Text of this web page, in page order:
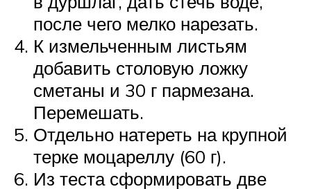
после чего мелко нарезать.
К измельченным листьям
добавить столовую ложку
сметаны и 30 г пармезана.
Перемешать.
Отдельно натереть на крупной
терке моцареллу (60 г).
Из теста сформировать две